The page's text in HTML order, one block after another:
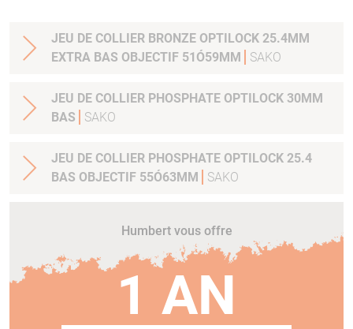
JEU DE COLLIER BRONZE OPTILOCK 25.4MM
EXTRA BAS OBJECTIF 51Ó59MM
SAKO
JEU DE COLLIER PHOSPHATE OPTILOCK 30MM
BAS
SAKO
JEU DE COLLIER PHOSPHATE OPTILOCK 25.4
BAS OBJECTIF 55Ó63MM
SAKO
Humbert vous offre
1 AN